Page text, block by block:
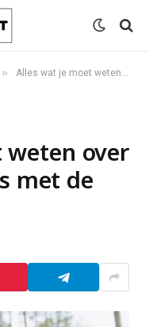
» Alles wat je moet weten over telefoonnummers met de landcode +964
over
met de